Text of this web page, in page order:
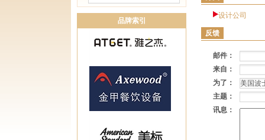
品牌索引
设计公司
反馈
邮件：
来自：
为了：
主题：
讯息：